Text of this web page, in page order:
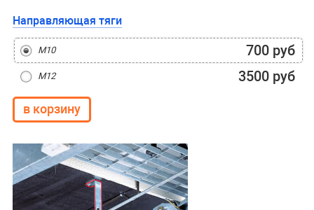
Направляющая тяги
М10 700 руб
М12 3500 руб